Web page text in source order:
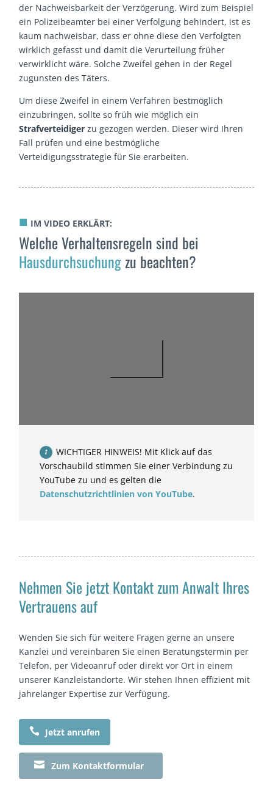
der Nachweisbarkeit der Verzögerung. Wird zum Beispiel
ein Polizeibeamter bei einer Verfolgung behindert, ist es
kaum nachweisbar, dass er ohne diese den Verfolgten
wirklich gefasst und damit die Verurteilung früher
verwirklicht wäre. Solche Zweifel gehen in der Regel
zugunsten des Täters.
Um diese Zweifel in einem Verfahren bestmöglich
einzubringen, sollte so früh wie möglich ein
Strafverteidiger zu gezogen werden. Dieser wird Ihren
Fall prüfen und eine bestmögliche
Verteidigungsstrategie für Sie erarbeiten.
■ IM VIDEO ERKLÄRT:
Welche Verhaltensregeln sind bei
Hausdurchsuchungzu beachten?
WICHTIGER HINWEIS! Mit Klick auf das
Vorschaubild stimmen Sie einer Verbindung zu
YouTube zu und es gelten die
Datenschutzrichtlinien von YouTube.
Nehmen Sie jetzt Kontakt zum Anwalt Ihres
Vertrauens auf
Wenden Sie sich für weitere Fragen gerne an unsere
Kanzlei und vereinbaren Sie einen Beratungstermin per
Telefon, per Videoanruf oder direkt vor Ort in einem
unserer Kanzleistandorte. Wir stehen Ihnen effizient mit
jahrelanger Expertise zur Verfügung.
 Jetzt anrufen
 Zum Kontaktformular